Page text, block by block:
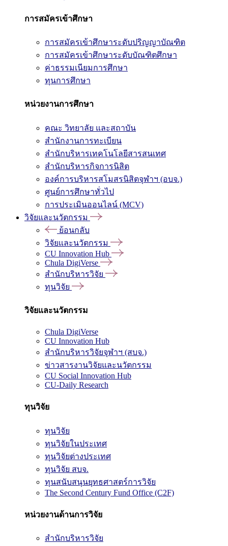
การสมัครเข้าศึกษา
การสมัครเข้าศึกษาระดับปริญญาบัณฑิต
การสมัครเข้าศึกษาระดับบัณฑิตศึกษา
ค่าธรรมเนียมการศึกษา
ทุนการศึกษา
หน่วยงานการศึกษา
คณะ วิทยาลัย และสถาบัน
สำนักงานการทะเบียน
สำนักบริหารเทคโนโลยีสารสนเทศ
สำนักบริหารกิจการนิสิต
องค์การบริหารสโมสรนิสิตจุฬาฯ (อบจ.)
ศูนย์การศึกษาทั่วไป
การประเมินออนไลน์ (MCV)
วิจัยและนวัตกรรม
ย้อนกลับ
วิจัยและนวัตกรรม
CU Innovation Hub
Chula DigiVerse
สำนักบริหารวิจัย
ทุนวิจัย
วิจัยและนวัตกรรม
Chula DigiVerse
CU Innovation Hub
สำนักบริหารวิจัยจุฬาฯ (สบจ.)
ข่าวสารงานวิจัยและนวัตกรรม
CU Social Innovation Hub
CU-Daily Research
ทุนวิจัย
ทุนวิจัย
ทุนวิจัยในประเทศ
ทุนวิจัยต่างประเทศ
ทุนวิจัย สบจ.
ทุนสนับสนุนยุทธศาสตร์การวิจัย
The Second Century Fund Office (C2F)
หน่วยงานด้านการวิจัย
สำนักบริหารวิจัย